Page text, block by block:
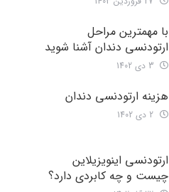
با مهمترین مراحل
ارتودنسی دندان آشنا شوید
هزینه ارتودنسی دندان
ارتودنسی اینویزیلاین
چیست و چه کابردی دارد؟